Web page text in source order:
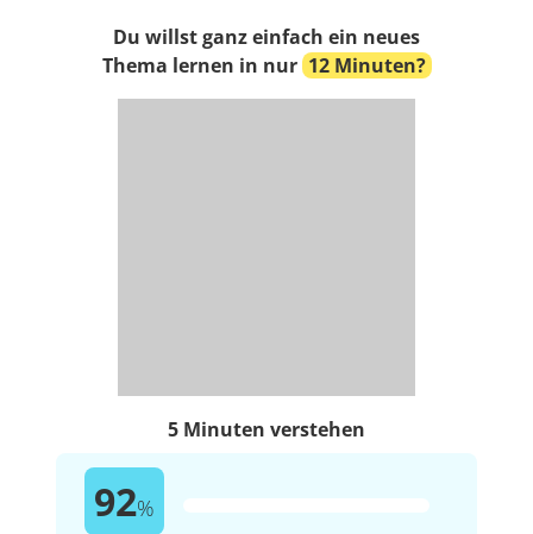
Du willst ganz einfach ein neues
Thema lernen in nur 12 Minuten?
5 Minuten verstehen
92%